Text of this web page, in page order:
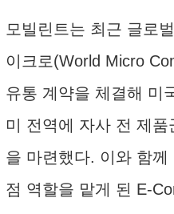
모빌린트는 최근 글로
이크로(World Micro
유통 계약을 체결해 미
미 전역에 자사 전 제
을 마련했다. 이와 함께
점 역할을 맡게 된 E-